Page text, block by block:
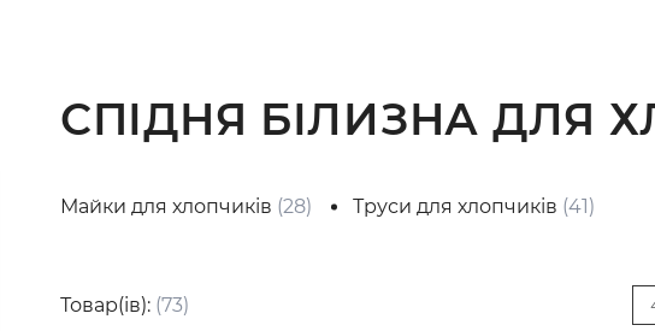
СПІДНЯ БІЛИЗНА ДЛЯ
Майки для хлопчиків (28) Труси для хлопчиків (41)
Товар(ів): (73)